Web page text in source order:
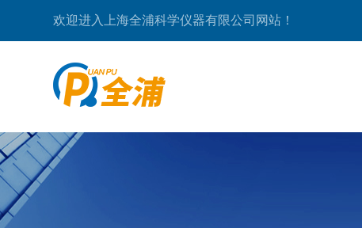
欢迎进入上海全浦科学仪器有限公司网站！